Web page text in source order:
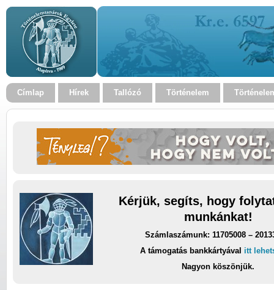
Címlap Hírek Tallózó Történelem
Kérjük, segíts, hogy
munkánkat!
Számlaszámunk: 11705008 –
A támogatás bankkártyával itt
Nagyon köszönjük.